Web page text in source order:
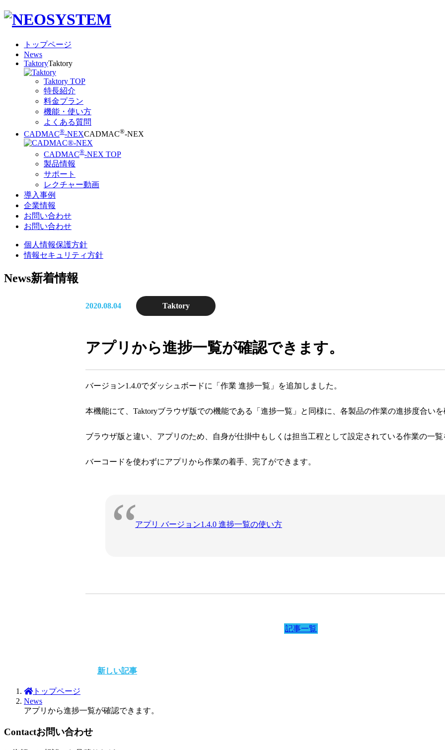
トップページ
News
TaktoryTaktory
Taktory TOP
特長紹介
料金プラン
機能・使い方
よくある質問
CADMAC®-NEXCADMAC®-NEX
CADMAC®-NEX TOP
製品情報
サポート
レクチャー動画
導入事例
企業情報
お問い合わせ
お問い合わせ
個人情報保護方針
情報セキュリティ方針
News新着情報
2020.08.04 Taktory
アプリから進捗一覧が確認できます。
バージョン1.4.0でダッシュボードに「作業 進捗一覧」を追加しました。
本機能にて、Taktoryブラウザ版での機能である「進捗一覧」と同様に、各製品の作業の進捗度合いを
ブラウザ版と違い、アプリのため、自身が仕掛中もしくは担当工程として設定されている作業の一覧
バーコードを使わずにアプリから作業の着手、完了ができます。
アプリ バージョン1.4.0 進捗一覧の使い方
新しい記事
記事一覧
トップページ
News
アプリから進捗一覧が確認できます。
Contactお問い合わせ